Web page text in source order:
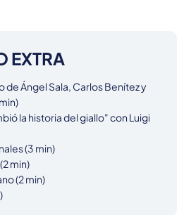
EXTRA
de Ángel Sala, Carlos Benítez y
la historia del giallo" con Luigi
(3 min)
min)
(2 min)